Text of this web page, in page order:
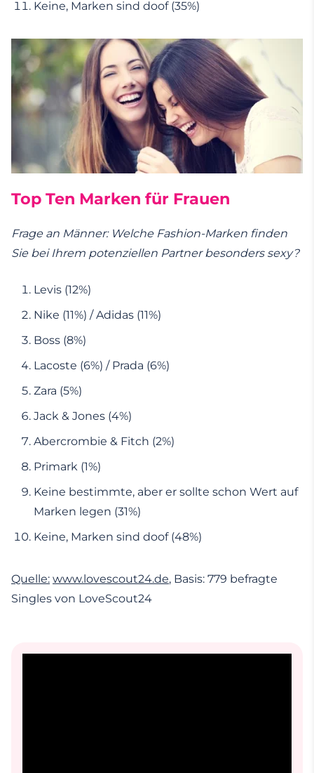
Keine, Marken sind doof (35%)
Top Ten Marken für Frauen
Frage an Männer: Welche Fashion-Marken finden
Sie bei Ihrem potenziellen Partner besonders sexy?
Levis (12%)
Nike (11%) / Adidas (11%)
Boss (8%)
Lacoste (6%) / Prada (6%)
Zara (5%)
Jack & Jones (4%)
Abercrombie & Fitch (2%)
Primark (1%)
Keine bestimmte, aber er sollte schon Wert auf
Marken legen (31%)
Keine, Marken sind doof (48%)
Quelle: www.lovescout24.de, Basis: 779 befragte
Singles von LoveScout24